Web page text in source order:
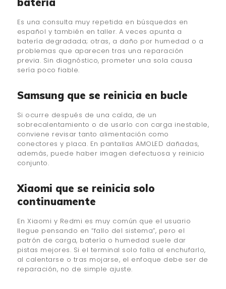
Es una consulta muy repetida en búsquedas en
español y también en taller. A veces apunta a
batería degradada; otras, a daño por humedad o a
problemas que aparecen tras una reparación
previa. Sin diagnóstico, prometer una sola causa
sería poco fiable.
Samsung que se reinicia en bucle
Si ocurre después de una caída, de un
sobrecalentamiento o de usarlo con carga inestable,
conviene revisar tanto alimentación como
conectores y placa. En pantallas AMOLED dañadas,
además, puede haber imagen defectuosa y reinicio
conjunto.
Xiaomi que se reinicia solo
continuamente
En Xiaomi y Redmi es muy común que el usuario
llegue pensando en “fallo del sistema”, pero el
patrón de carga, batería o humedad suele dar
pistas mejores. Si el terminal solo falla al enchufarlo,
al calentarse o tras mojarse, el enfoque debe ser de
reparación, no de simple ajuste.